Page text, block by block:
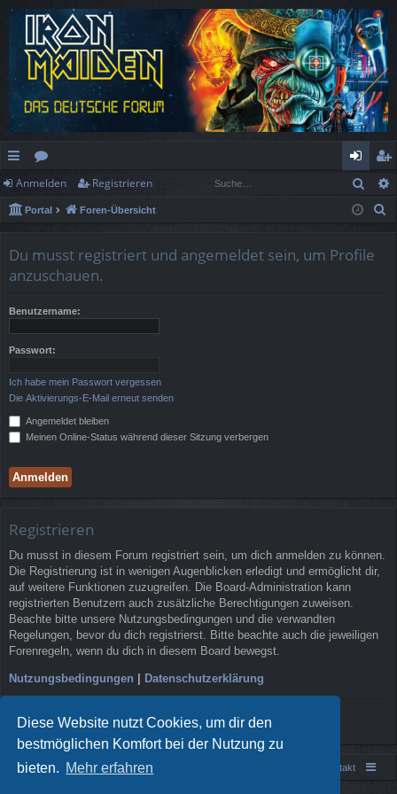
Diese Website nutzt Cookies, um dir den
bestmöglichen Komfort bei der Nutzung zu
bieten. Mehr erfahren
ch
ne
ug
f
or
en
n
m
eg
ist
Anmelden Registrieren
Portal Foren-Übersicht
Du musst registriert und angemeldet sein, um Profile
anzuschauen.
Benutzername:
Passwort:
Ich habe mein Passwort vergessen
Die Aktivierungs-E-Mail erneut senden
Angemeldet bleiben
Meinen Online-Status während dieser Sitzung verbergen
Registrieren
Du musst in diesem Forum registriert sein, um dich anmelden zu können.
Die Registrierung ist in wenigen Augenblicken erledigt und ermöglicht dir,
auf weitere Funktionen zuzugreifen. Die Board-Administration kann
registrierten Benutzern auch zusätzliche Berechtigungen zuweisen.
Beachte bitte unsere Nutzungsbedingungen und die verwandten
Regelungen, bevor du dich registrierst. Bitte beachte auch die jeweiligen
Forenregeln, wenn du dich in diesem Board bewegst.
Nutzungsbedingungen | Datenschutzerklärung
Registrieren
Portal Foren-Übersicht Kontakt